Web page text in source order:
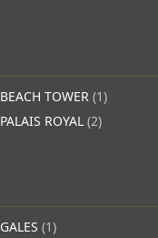
BEACH TOWER (1)
PALAIS ROYAL (2)
GALES (1)